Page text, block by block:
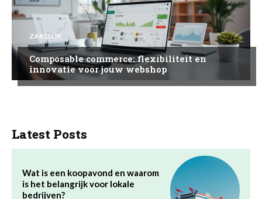
ZAKELIJK
Composable commerce: flexibiliteit en
innovatie voor jouw webshop
Latest Posts
Wat is een koopavond en waarom
is het belangrijk voor lokale
bedrijven?